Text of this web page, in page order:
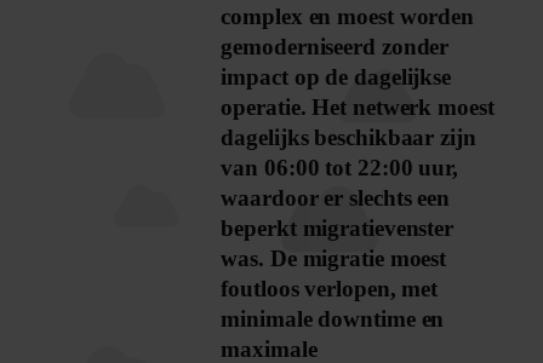
complex en moest worden
gemoderniseerd zonder
impact op de dagelijkse
operatie. Het netwerk moest
dagelijks beschikbaar zijn
van 06:00 tot 22:00 uur,
waardoor er slechts een
beperkt migratievenster
was. De migratie moest
foutloos verlopen, met
minimale downtime en
maximale